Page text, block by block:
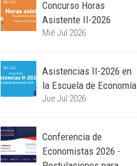
Concurso Horas
Asistente II-2026
Mié Jul 2026
Asistencias II-2026 en
la Escuela de Economía
Jue Jul 2026
Conferencia de
Economistas 2026 -